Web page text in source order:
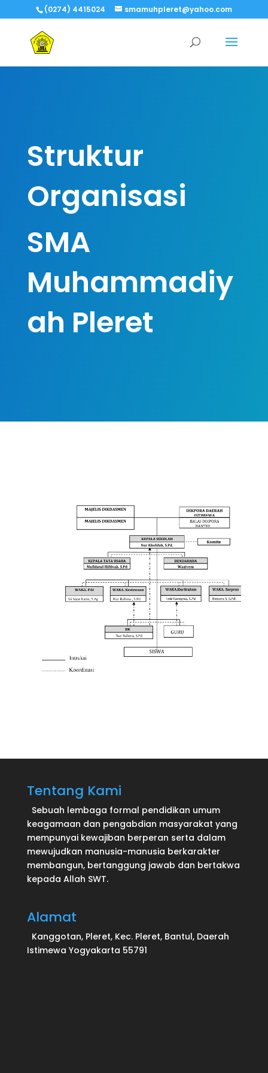
(0274) 4415024 smamuhpleret@yahoo.com
Struktur
Organisasi
SMA
Muhammadiy
ah Pleret
Tentang Kami
Sebuah lembaga formal pendidikan umum
keagamaan dan pengabdian masyarakat yang
mempunyai kewajiban berperan serta dalam
mewujudkan manusia-manusia berkarakter
membangun, bertanggung jawab dan bertakwa
kepada Allah SWT.
Alamat
Kanggotan, Pleret, Kec. Pleret, Bantul, Daerah
Istimewa Yogyakarta 55791